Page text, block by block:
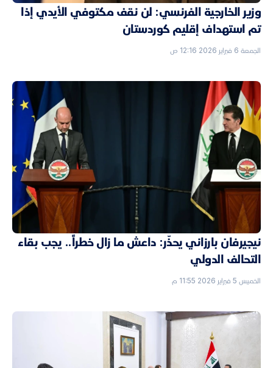
وزير الخارجية الفرنسي: لن نقف مكتوفي الأيدي إذا
تم استهداف إقليم كوردستان
الجمعة 6 فبراير 2026 12:16 ص
نيجيرفان بارزاني يحذّر: داعش ما زال خطراً.. يجب بقاء
التحالف الدولي
الخميس 5 فبراير 2026 11:55 م